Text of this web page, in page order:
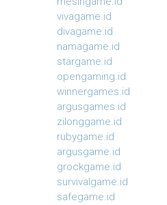
vivagame.id
divagame.id
namagame.id
stargame.id
opengaming.id
winnergames.id
argusgames.id
zilonggame.id
rubygame.id
argusgame.id
grockgame.id
survivalgame.id
safegame.id